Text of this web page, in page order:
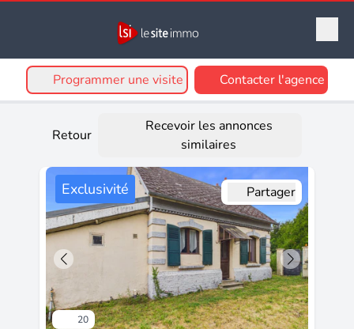
Programmer une visite Contacter l'agence
Retour
Recevoir les annonces
similaires
Exclusivité
20
Partager